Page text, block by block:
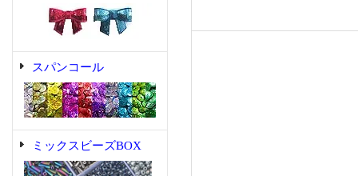
スパンコール
ミックスビーズBOX